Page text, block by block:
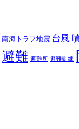
南海トラフ地震 台風
避難 避難所 避難訓練